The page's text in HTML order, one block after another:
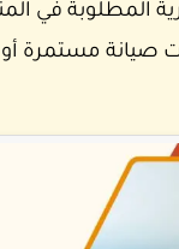
المطلوبة في
صيانة مستمرة